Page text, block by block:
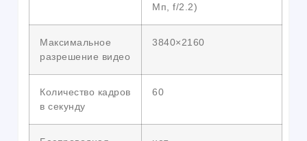
Мп, f/2.2)
Максимальное
разрешение видео
3840×2160
Количество кадров
в секунду
60